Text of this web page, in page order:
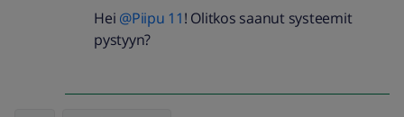
Hei @Piipu 11! Olitkos saanut systeemit
pystyyn?